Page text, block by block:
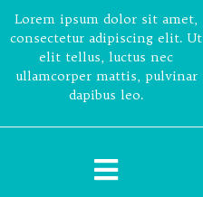
Lorem ipsum dolor sit amet,
consectetur adipiscing elit. Ut
elit tellus, luctus nec
ullamcorper mattis, pulvinar
dapibus leo.